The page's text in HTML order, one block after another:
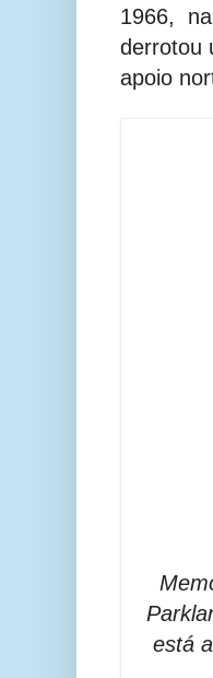
1966,
derrotou
apoio
está